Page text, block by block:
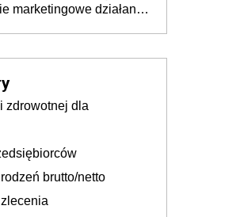
marketingowe działania
zdrowotnej dla
brutto/netto